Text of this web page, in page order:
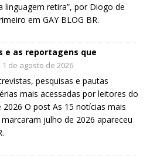
linguagem retira”, por Diogo de
em GAY BLOG BR.
e as reportagens que
1 de agosto de 2026
pesquisas e pautas
mais acessadas por leitores do
2026 O post As 15 notícias mais
julho de 2026 apareceu